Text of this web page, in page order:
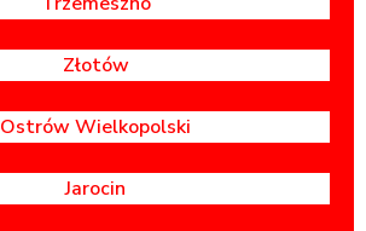
Złotów
Ostrów Wielkopolski
Jarocin